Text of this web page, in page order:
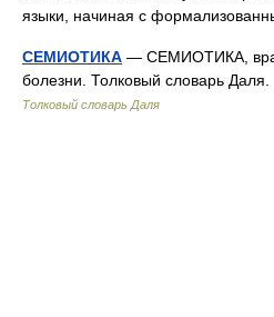
языки, начиная с
СЕМИОТИКА — СЕМИОТИКА,
болезни. Толковый словарь
Толковый словарь Даля